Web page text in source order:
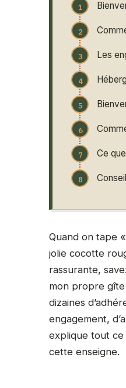
Les
Ce
Quand on tape
jolie cocotte
rassurante,
mon propre gîte
dizaines
engagement,
explique tout ce
cette enseigne.